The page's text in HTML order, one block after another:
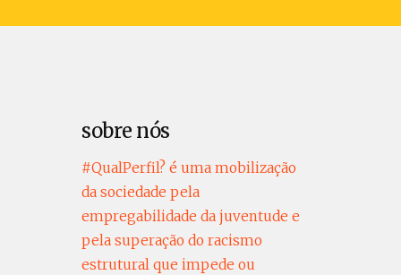
sobre nós
#QualPerfil? é uma mobilização
da sociedade pela
empregabilidade da juventude e
pela superação do racismo
estrutural que impede ou